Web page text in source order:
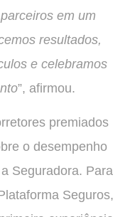
em um
resultados,
e celebramos
”, afirmou.
premiados
o desempenho
Seguradora. Para
Seguros,